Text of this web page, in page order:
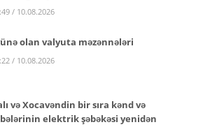
/ 10.08.2026
olan valyuta məzənnələri
/ 10.08.2026
və Xocavəndin bir sıra kənd və
elektrik şəbəkəsi yenidən